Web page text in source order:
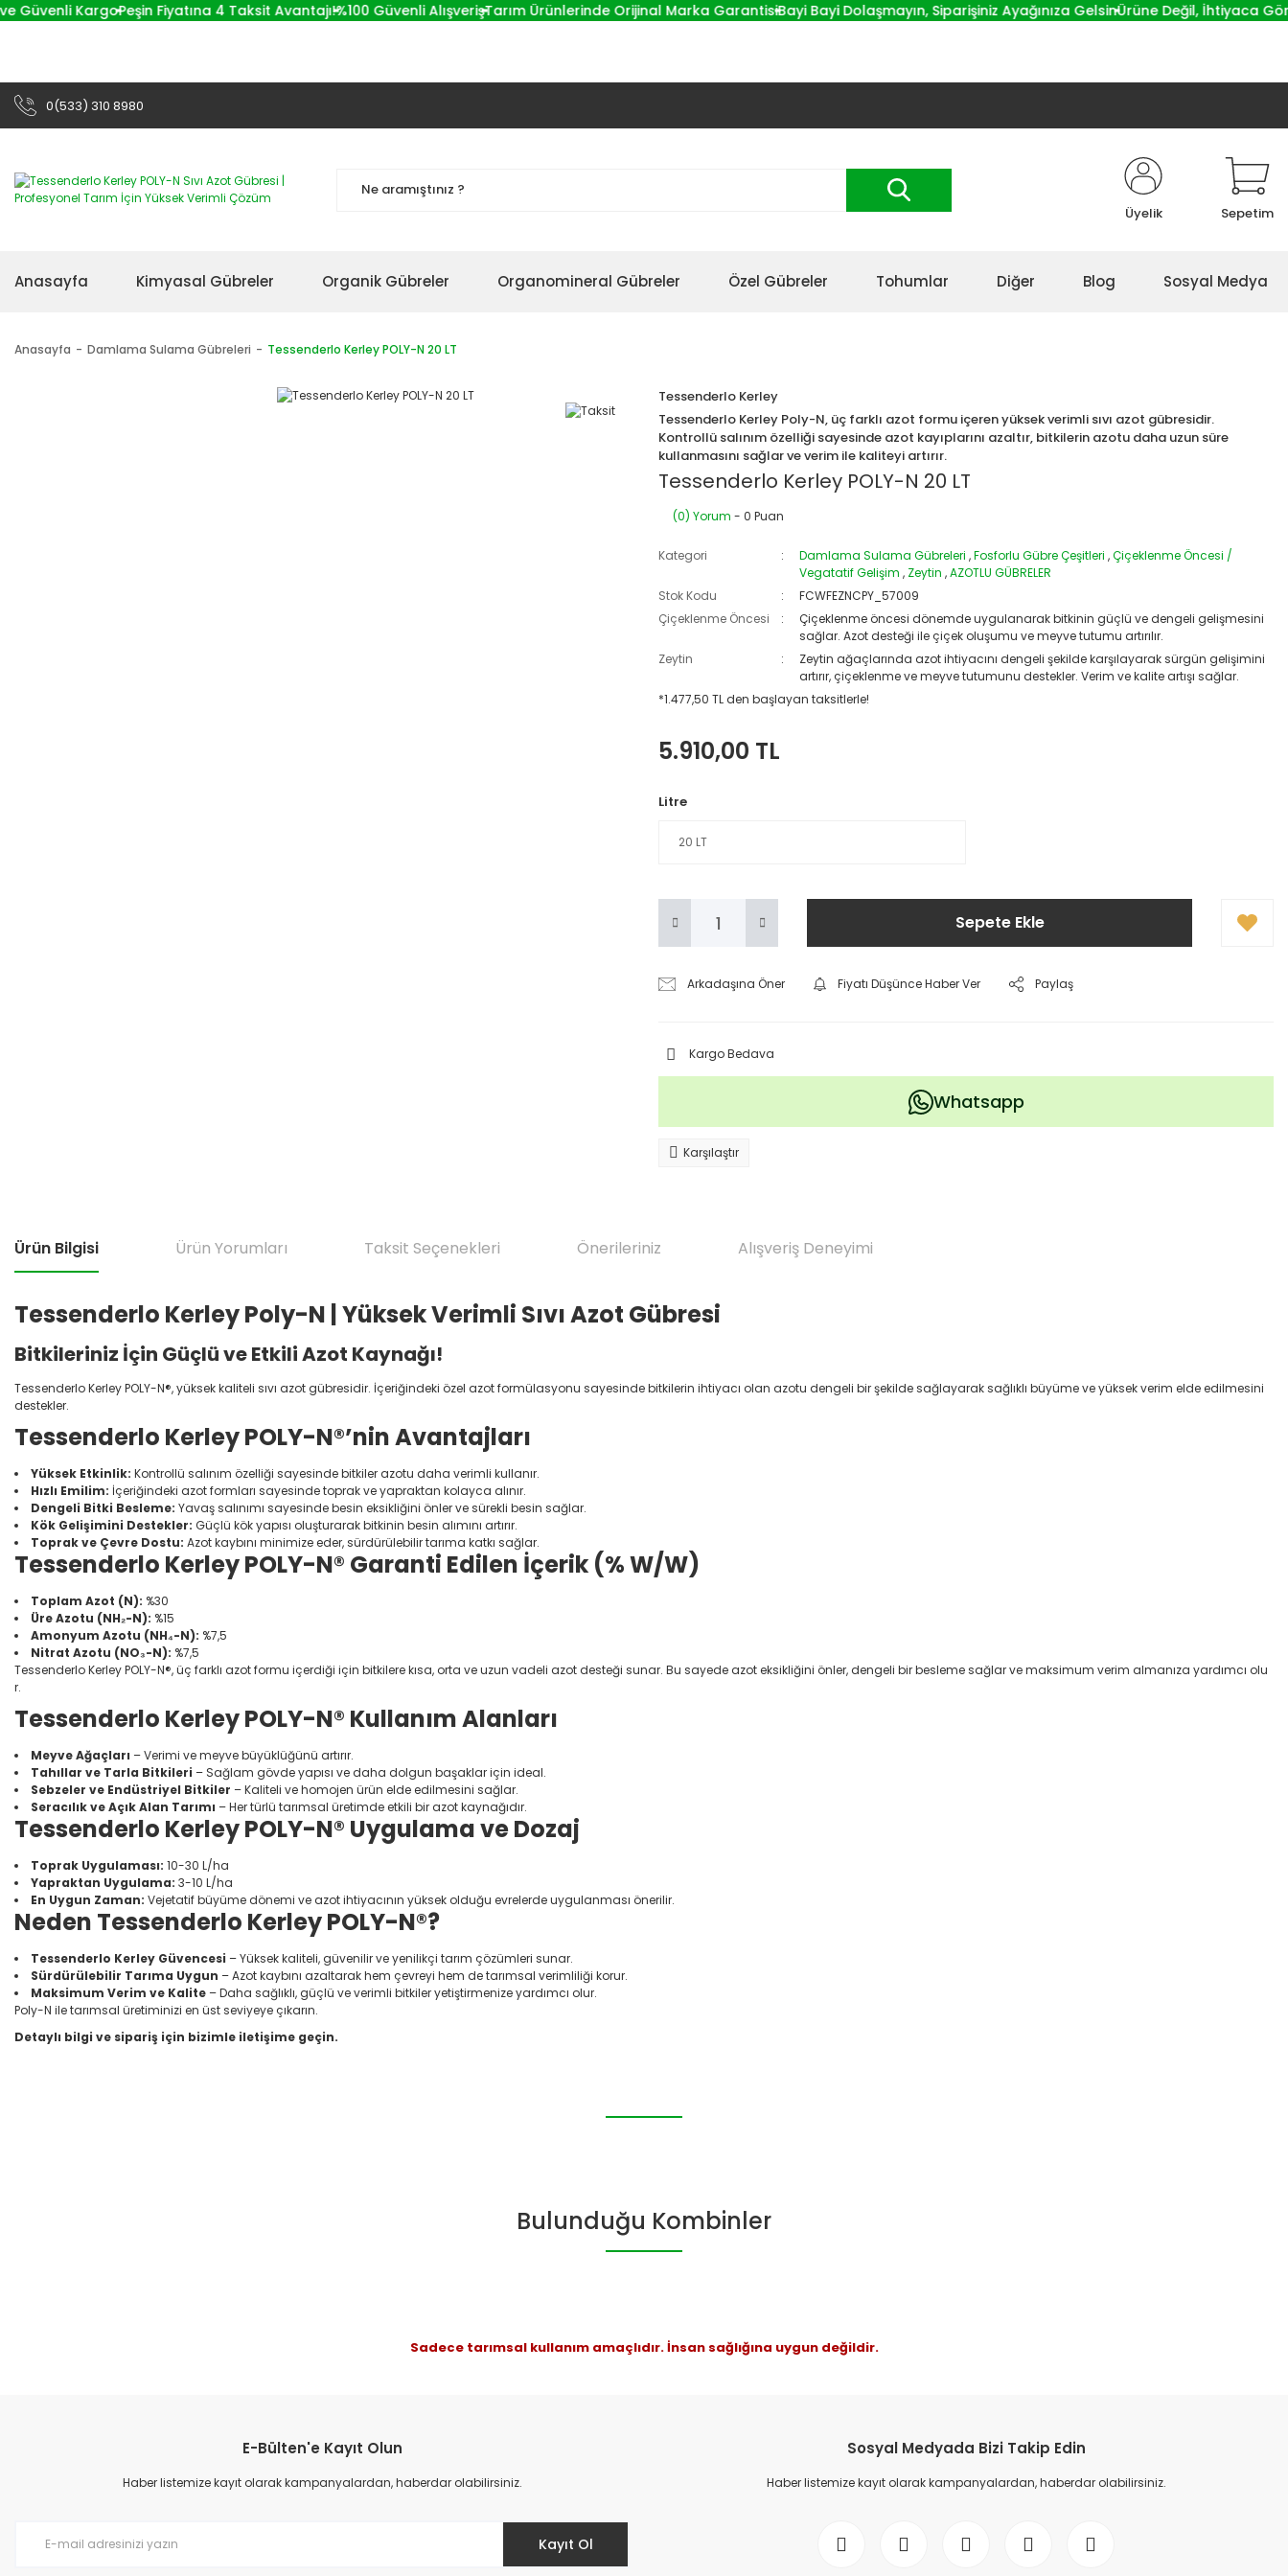
KargoPeşin Fiyatına 4 Taksit Avantajı!%100 Güvenli AlışverişTarım Ürünlerinde Orijinal Marka GarantisiBayi Bayi Dolaşmayın, Siparişiniz Ayağınıza GelsinÜrüne Değil, İhtiyaca Göre
0(533) 310 8980
Üyelik Sepetim
Anasayfa Kimyasal Gübreler Organik Gübreler Organomineral Gübreler Özel Gübreler Tohumlar Diğer Blog Sosyal Medya
Anasayfa Damlama Sulama Gübreleri Tessenderlo Kerley POLY-N 20 LT
Tessenderlo Kerley
Tessenderlo Kerley Poly-N, üç farklı azot formu içeren yüksek verimli sıvı azot gübresidir.
Kontrollü salınım özelliği sayesinde azot kayıplarını azaltır, bitkilerin azotu daha uzun süre
kullanmasını sağlar ve verim ile kaliteyi artırır.
Tessenderlo Kerley POLY-N 20 LT
(0) Yorum - 0 Puan
Kategori Damlama Sulama Gübreleri ,Fosforlu Gübre Çeşitleri ,Çiçeklenme Öncesi /
Vegatatif Gelişim , Zeytin ,AZOTLU GÜBRELER
Stok Kodu
FCWFEZNCPY_57009
Çiçeklenme Öncesi
Çiçeklenme öncesi dönemde uygulanarak bitkinin güçlü ve dengeli gelişmesini
sağlar. Azot desteği ile çiçek oluşumu ve meyve tutumu artırılır.
Zeytin
Zeytin ağaçlarında azot ihtiyacını dengeli şekilde karşılayarak sürgün gelişimini
artırır, çiçeklenme ve meyve tutumunu destekler. Verim ve kalite artışı sağlar.
*1.477,50 TL den başlayan taksitlerle!
5.910,00 TL
Litre
Sepete Ekle
Arkadaşına Öner Fiyatı Düşünce Haber Ver Paylaş
Kargo Bedava
Whatsapp
Karşılaştır
Ürün Bilgisi Ürün Yorumları Taksit Seçenekleri Önerileriniz Alışveriş Deneyimi
Tessenderlo Kerley Poly-N | Yüksek Verimli Sıvı Azot Gübresi
Bitkileriniz İçin Güçlü ve Etkili Azot Kaynağı!
Tessenderlo Kerley POLY-N®, yüksek kaliteli sıvı azot gübresidir. İçeriğindeki özel azot formülasyonu sayesinde bitkilerin ihtiyacı olan azotu dengeli bir şekilde sağlayarak sağlıklı büyüme ve yüksek verim elde edilmesini
destekler.
Tessenderlo Kerley POLY-N®’nin Avantajları
Yüksek Etkinlik: Kontrollü salınım özelliği sayesinde bitkiler azotu daha verimli kullanır.
Hızlı Emilim: İçeriğindeki azot formları sayesinde toprak ve yapraktan kolayca alınır.
Dengeli Bitki Besleme: Yavaş salınımı sayesinde besin eksikliğini önler ve sürekli besin sağlar.
Kök Gelişimini Destekler: Güçlü kök yapısı oluşturarak bitkinin besin alımını artırır.
Toprak ve Çevre Dostu: Azot kaybını minimize eder, sürdürülebilir tarıma katkı sağlar.
Tessenderlo Kerley POLY-N® Garanti Edilen İçerik (% W/W)
Toplam Azot (N): %30
Üre Azotu (NH₂-N): %15
Amonyum Azotu (NH₄-N): %7,5
Nitrat Azotu (NO₃-N): %7,5
Tessenderlo Kerley POLY-N®, üç farklı azot formu içerdiği için bitkilere kısa, orta ve uzun vadeli azot desteği sunar. Bu sayede azot eksikliğini önler, dengeli bir besleme sağlar ve maksimum verim almanıza yardımcı olu
r.
Tessenderlo Kerley POLY-N® Kullanım Alanları
Meyve Ağaçları – Verimi ve meyve büyüklüğünü artırır.
Tahıllar ve Tarla Bitkileri – Sağlam gövde yapısı ve daha dolgun başaklar için ideal.
Sebzeler ve Endüstriyel Bitkiler – Kaliteli ve homojen ürün elde edilmesini sağlar.
Seracılık ve Açık Alan Tarımı – Her türlü tarımsal üretimde etkili bir azot kaynağıdır.
Tessenderlo Kerley POLY-N® Uygulama ve Dozaj
Toprak Uygulaması: 10-30 L/ha
Yapraktan Uygulama: 3-10 L/ha
En Uygun Zaman: Vejetatif büyüme dönemi ve azot ihtiyacının yüksek olduğu evrelerde uygulanması önerilir.
Neden Tessenderlo Kerley POLY-N®?
Tessenderlo Kerley Güvencesi – Yüksek kaliteli, güvenilir ve yenilikçi tarım çözümleri sunar.
Sürdürülebilir Tarıma Uygun – Azot kaybını azaltarak hem çevreyi hem de tarımsal verimliliği korur.
Maksimum Verim ve Kalite – Daha sağlıklı, güçlü ve verimli bitkiler yetiştirmenize yardımcı olur.
Poly-N ile tarımsal üretiminizi en üst seviyeye çıkarın.
Detaylı bilgi ve sipariş için bizimle iletişime geçin.
Yorum Yaz
Bu ürünün fiyat bilgisi, resim, ürün açıklamalarında ve diğer konularda yetersiz gördüğünüz noktaları öneri formunu kullanarak tarafımıza iletebilirsiniz.
Deneyimini Paylaş
Bulunduğu Kombinler
Tessenderlo Kerley POLY-N
5.910,00 TL
Sadece tarımsal kullanım amaçlıdır. İnsan sağlığına uygun değildir.
E-Bülten'e Kayıt Olun
Haber listemize kayıt olarak kampanyalardan, haberdar olabilirsiniz.
Kayıt Ol
Sosyal Medyada Bizi Takip Edin
Haber listemize kayıt olarak kampanyalardan, haberdar olabilirsiniz.